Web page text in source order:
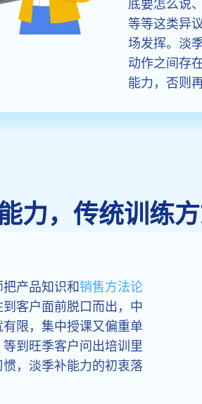
等等这类异
场发挥。淡
动作之间存
能力，否则
力，传统训练
产品知识和销售方法论
客户面前脱口而出，中
限，集中授课又偏重单
到旺季客户问出培训里
，淡季补能力的初衷落